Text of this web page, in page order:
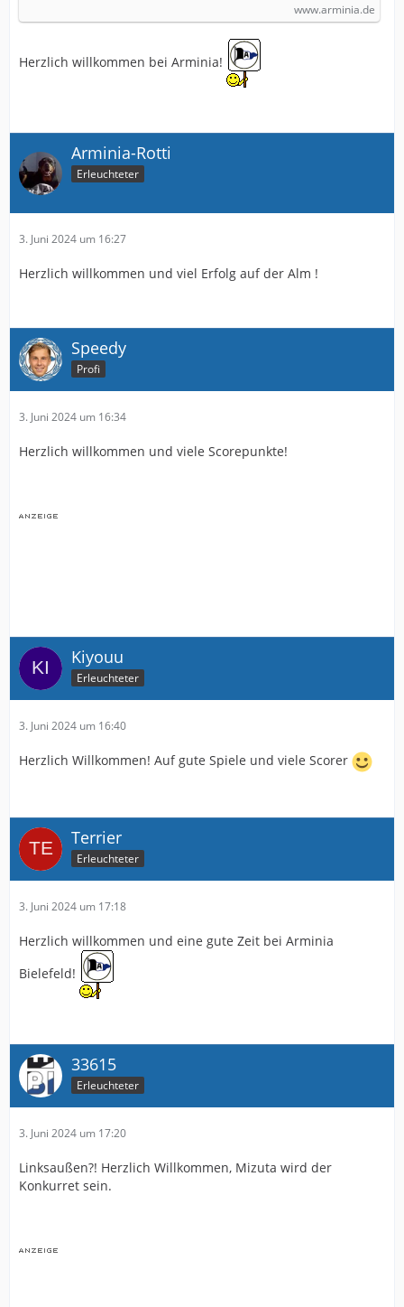
www.arminia.de
Herzlich willkommen bei Arminia!
Arminia-Rotti
Erleuchteter
3. Juni 2024 um 16:27
Herzlich willkommen und viel Erfolg auf der Alm !
Speedy
Profi
3. Juni 2024 um 16:34
Herzlich willkommen und viele Scorepunkte!
Kiyouu
Erleuchteter
3. Juni 2024 um 16:40
Herzlich Willkommen! Auf gute Spiele und viele Scorer
Terrier
Erleuchteter
3. Juni 2024 um 17:18
Herzlich willkommen und eine gute Zeit bei Arminia
Bielefeld!
33615
Erleuchteter
3. Juni 2024 um 17:20
Linksaußen?! Herzlich Willkommen, Mizuta wird der
Konkurret sein.